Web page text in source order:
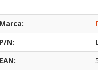
Marca:
P/N:
EAN: